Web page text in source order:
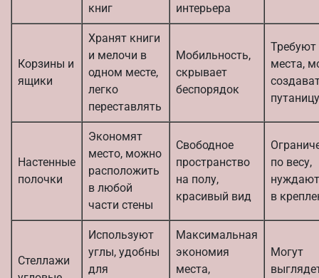
книг
интерьера
Корзины и
ящики
Хранят книги
и мелочи в
одном месте,
легко
переставлять
Мобильность,
скрывает
беспорядок
Требуют
места,
путаницу
Настенные
полочки
Экономят
место, можно
расположить
в любой
части стены
Свободное
пространство
на полу,
красивый вид
по весу,
в
Стеллажи
Используют
углы, удобны
для
Максимальная
экономия
места,
Могут